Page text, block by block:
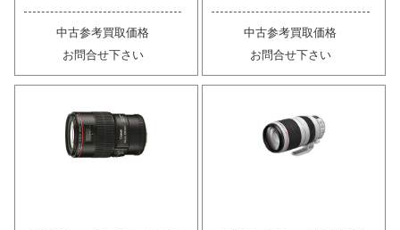
中古参考買取価格
お問合せ下さい
中古参考買取価格
お問合せ下さい